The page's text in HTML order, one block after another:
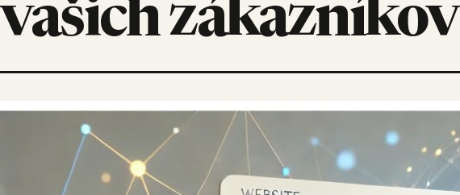
vašich zákazníkov